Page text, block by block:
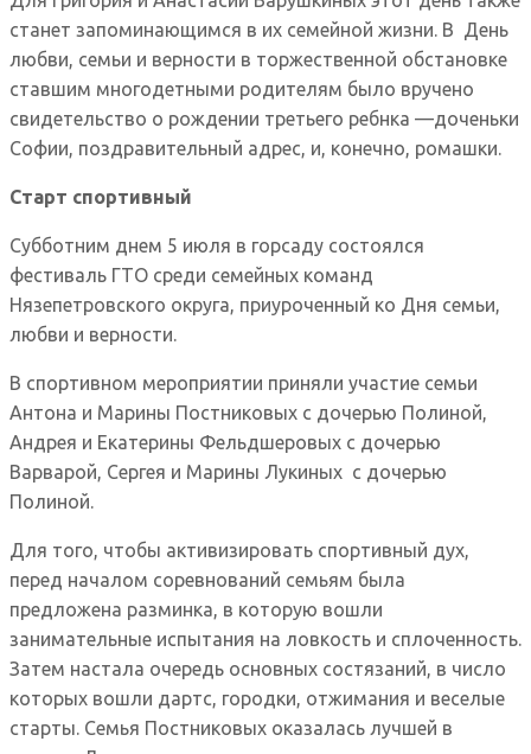
станет запоминающимся в их семейной жизни. В День
любви, семьи и верности в торжественной обстановке
ставшим многодетными родителям было вручено
свидетельство о рождении третьего ребнка —доченьки
Софии, поздравительный адрес, и, конечно, ромашки.
Старт спортивный
Субботним днем 5 июля в горсаду состоялся
фестиваль ГТО среди семейных команд
Нязепетровского округа, приуроченный ко Дня семьи,
любви и верности.
В спортивном мероприятии приняли участие семьи
Антона и Марины Постниковых с дочерью Полиной,
Андрея и Екатерины Фельдшеровых с дочерью
Варварой, Сергея и Марины Лукиных с дочерью
Полиной.
Для того, чтобы активизировать спортивный дух,
перед началом соревнований семьям была
предложена разминка, в которую вошли
занимательные испытания на ловкость и сплоченность.
Затем настала очередь основных состязаний, в число
которых вошли дартс, городки, отжимания и веселые
старты. Семья Постниковых оказалась лучшей в